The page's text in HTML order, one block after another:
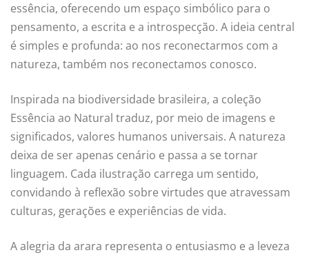
essência, oferecendo um espaço simbólico para o
pensamento, a escrita e a introspecção. A ideia central
é simples e profunda: ao nos reconectarmos com a
natureza, também nos reconectamos conosco.
Inspirada na biodiversidade brasileira, a coleção
Essência ao Natural traduz, por meio de imagens e
significados, valores humanos universais. A natureza
deixa de ser apenas cenário e passa a se tornar
linguagem. Cada ilustração carrega um sentido,
convidando à reflexão sobre virtudes que atravessam
culturas, gerações e experiências de vida.
A alegria da arara representa o entusiasmo e a leveza